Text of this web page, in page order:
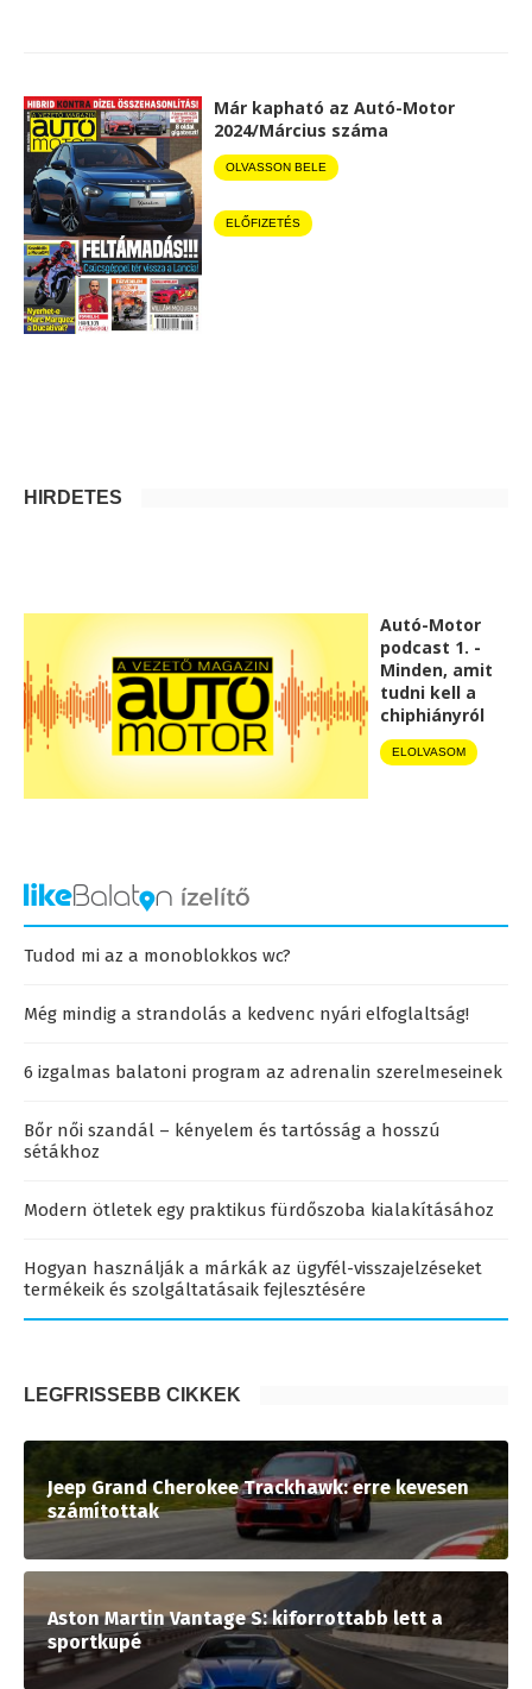
Már kapható az Autó-Motor
2024/Március száma
OLVASSON BELE
ELŐFIZETÉS
HIRDETÉS
Autó-Motor
podcast 1. -
Minden, amit
tudni kell a
chiphiányról
ELOLVASOM
Tudod mi az a monoblokkos wc?
Még mindig a strandolás a kedvenc nyári elfoglaltság!
6 izgalmas balatoni program az adrenalin szerelmeseinek
Bőr női szandál – kényelem és tartósság a hosszú
sétákhoz
Modern ötletek egy praktikus fürdőszoba kialakításához
Hogyan használják a márkák az ügyfél-visszajelzéseket
termékeik és szolgáltatásaik fejlesztésére
LEGFRISSEBB CIKKEK
Jeep Grand Cherokee Trackhawk: erre kevesen
számítottak
Aston Martin Vantage S: kiforrottabb lett a
sportkupé